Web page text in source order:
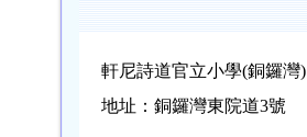
軒尼詩道官立小學(銅鑼灣)
地址：銅鑼灣東院道3號